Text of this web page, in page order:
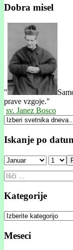
Dobra misel
"
prave vzgoje."
sv. Janez Bosco
Iskanje po
Išči:
Kategorije
Kategorije
Meseci